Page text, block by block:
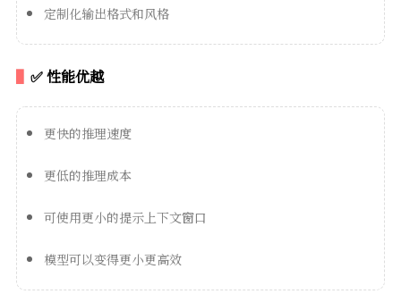
定制化输出格式和风格
✅ 性能优越
更快的推理速度
更低的推理成本
可使用更小的提示上下文窗口
模型可以变得更小更高效